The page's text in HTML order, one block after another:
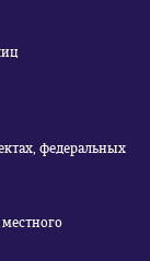
федеральных